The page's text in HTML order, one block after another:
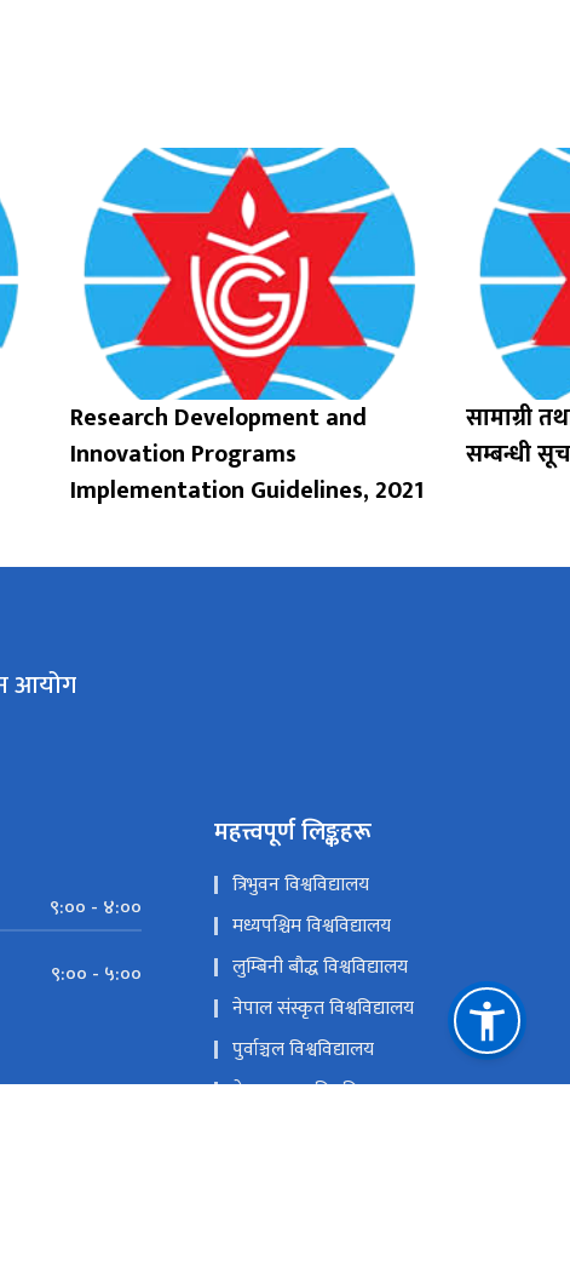
Research Development and
Innovation Programs
Implementation Guidelines, 2021
सामाग्री
सम्बन्धी
आयोग
९:०० - ४:००
९:०० - ५:००
महत्त्वपूर्ण लिङ्कहरू
त्रिभुवन विश्वविद्यालय
मध्यपश्चिम विश्वविद्यालय
लुम्बिनी बौद्ध विश्वविद्यालय
नेपाल संस्कृत विश्वविद्यालय
पुर्वाञ्चल विश्वविद्यालय
नेपाल खुला विश्वविद्यालय